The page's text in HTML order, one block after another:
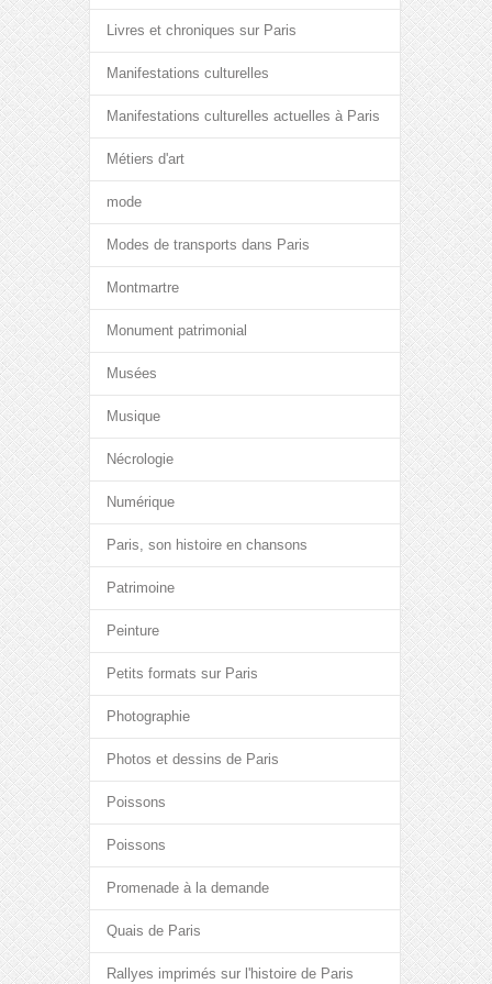
Livres et chroniques sur Paris
Manifestations culturelles
Manifestations culturelles actuelles à Paris
Métiers d'art
mode
Modes de transports dans Paris
Montmartre
Monument patrimonial
Musées
Musique
Nécrologie
Numérique
Paris, son histoire en chansons
Patrimoine
Peinture
Petits formats sur Paris
Photographie
Photos et dessins de Paris
Poissons
Poissons
Promenade à la demande
Quais de Paris
Rallyes imprimés sur l'histoire de Paris